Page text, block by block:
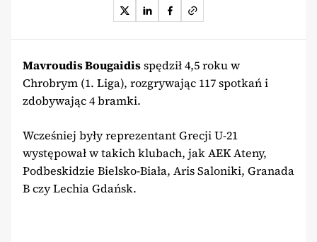
Mavroudis Bougaidisspędził 4,5 roku w
Chrobrym (1. Liga), rozgrywając 117 spotkań i
zdobywając 4 bramki.
Wcześniej były reprezentant Grecji U-21
występował w takich klubach, jak AEK Ateny,
Podbeskidzie Bielsko-Biała, Aris Saloniki, Granada
B czy Lechia Gdańsk.